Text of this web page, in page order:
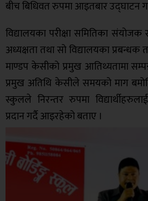
बीच बिधिवत रुपमा आइतबार उद्घाटन
विद्यालयका परीक्षा समितिका
अध्यक्षता तथा सो विद्यालयका प्रबन्धक
माण्डप केसीको प्रमुख आतिथ्यतामा
प्रमुख अतिथि केसीले समयको माग
स्कुलले निरन्तर रुपमा
प्रदान गर्दै आइरहेको बताए ।